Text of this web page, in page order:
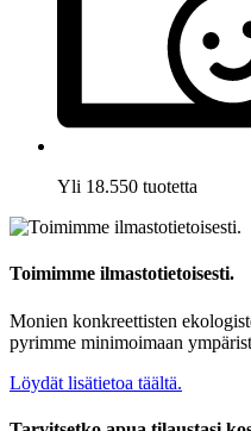
Yli 18.550 tuotetta
Toimimme ilmastotietoisesti.
Monien konkreettisten
pyrimme minimoimaan
Löydät lisätietoa täältä.